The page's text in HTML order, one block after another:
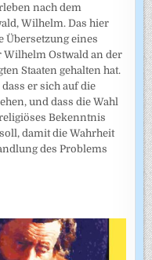
nach dem
Wilhelm. Das hier
Übersetzung eines
Wilhelm Ostwald an der
Staaten gehalten hat.
er sich auf die
und dass die Wahl
Bekenntnis
damit die Wahrheit
des Problems